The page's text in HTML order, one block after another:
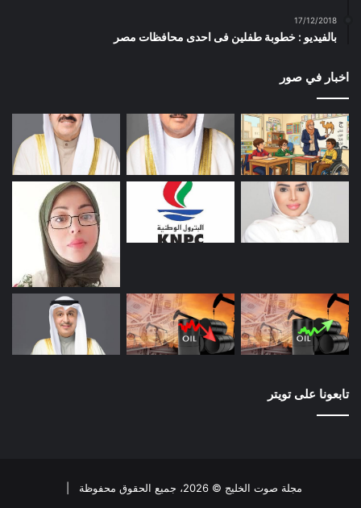
17/12/2018
بالفيديو : خطوبة طفلين فى احدى محافظات مصر
اخبار في صور
تابعونا على تويتر
مجلة صوت الخليج © 2026، جميع الحقوق محفوظة |